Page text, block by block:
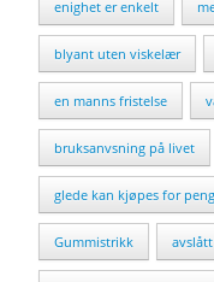
enighet er enkelt
blyant uten viskelær
en manns fristelse
bruksanvsning på livet
glede kan kjøpes for
Gummistrikk